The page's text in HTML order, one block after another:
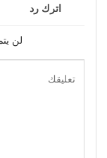
اترك رد
لن